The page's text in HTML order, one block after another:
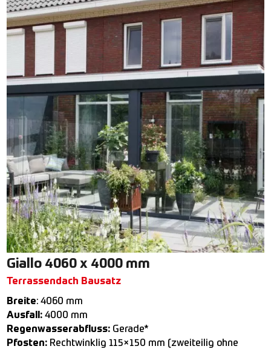
Giallo 4060 x 4000 mm
Terrassendach Bausatz
Breite: 4060 mm
Ausfall: 4000 mm
Regenwasserabfluss: Gerade*
Pfosten: Rechtwinklig 115×150 mm (zweiteilig ohne